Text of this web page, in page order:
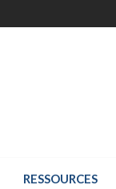
RESSOURCES